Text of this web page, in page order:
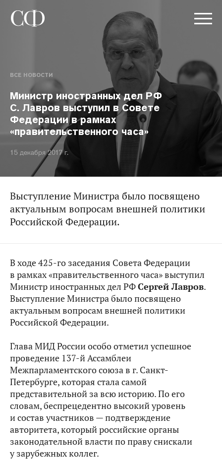
ВСЕ НОВОСТИ
Министр иностранных дел РФ
С. Лавров выступил в Совете
Федерации в рамках
«правительственного часа»
15 декабря 2017 г.
Выступление Министра было посвящено
актуальным вопросам внешней политики
Российской Федерации.
В ходе 425-го заседания Совета Федерации
в рамках «правительственного часа» выступил
Министр иностранных дел РФСергей Лавров.
Выступление Министра было посвящено
актуальным вопросам внешней политики
Российской Федерации.
Глава МИД России особо отметил успешное
проведение 137-й Ассамблеи
Межпарламентского союза в г. Санкт-
Петербурге, которая стала самой
представительной за всю историю. По его
словам, беспрецедентно высокий уровень
и состав участников — подтверждение
авторитета, который российские органы
законодательной власти по праву снискали
у зарубежных коллег.